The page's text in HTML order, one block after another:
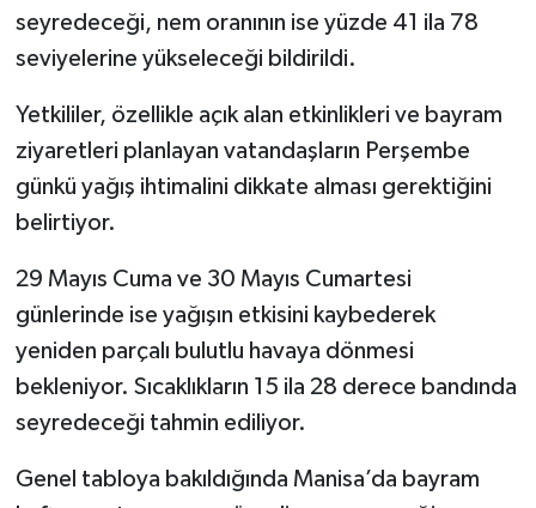
seyredeceği, nem oranının ise yüzde 41 ila 78
seviyelerine yükseleceği bildirildi.
Yetkililer, özellikle açık alan etkinlikleri ve bayram
ziyaretleri planlayan vatandaşların Perşembe
günkü yağış ihtimalini dikkate alması gerektiğini
belirtiyor.
29 Mayıs Cuma ve 30 Mayıs Cumartesi
günlerinde ise yağışın etkisini kaybederek
yeniden parçalı bulutlu havaya dönmesi
bekleniyor. Sıcaklıkların 15 ila 28 derece bandında
seyredeceği tahmin ediliyor.
Genel tabloya bakıldığında Manisa’da bayram